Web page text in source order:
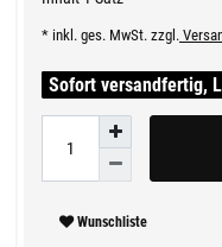
* inkl. ges. MwSt. zzgl.
Sofort versandfertig,
Wunschliste